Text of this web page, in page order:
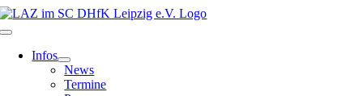
Zum
Inhalt
Toggle
Navigation
Infos
News
Termine